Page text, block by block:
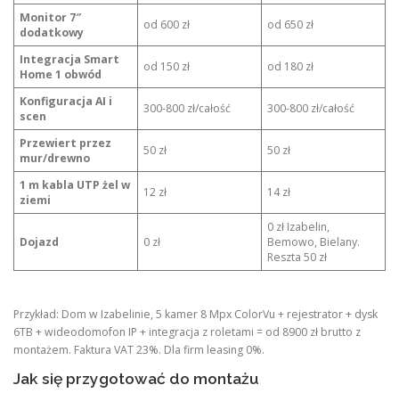
Monitor 7″
dodatkowy
od 600 zł od 650 zł
Integracja Smart
Home 1 obwód
od 150 zł od 180 zł
Konfiguracja AI i
scen
300-800 zł/całość 300-800 zł/całość
Przewiert przez
mur/drewno
50 zł 50 zł
1 m kabla UTP żel w
ziemi
12 zł 14 zł
Dojazd 0 zł
0 zł Izabelin,
Bemowo, Bielany.
Reszta 50 zł
Przykład: Dom w Izabelinie, 5 kamer 8 Mpx ColorVu + rejestrator + dysk
6TB + wideodomofon IP + integracja z roletami = od 8900 zł brutto z
montażem. Faktura VAT 23%. Dla firm leasing 0%.
Jak się przygotować do montażu